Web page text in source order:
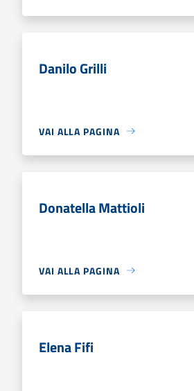
Danilo Grilli
VAI ALLA PAGINA
Donatella Mattioli
VAI ALLA PAGINA
Elena Fifi